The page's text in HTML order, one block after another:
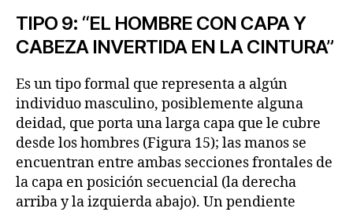
TIPO 9: “EL HOMBRE CON CAPA Y
CABEZA INVERTIDA EN LA CINTURA”
Es un tipo formal que representa a algún
individuo masculino, posiblemente alguna
deidad, que porta una larga capa que le cubre
desde los hombres (Figura 15); las manos se
encuentran entre ambas secciones frontales de
la capa en posición secuencial (la derecha
arriba y la izquierda abajo). Un pendiente